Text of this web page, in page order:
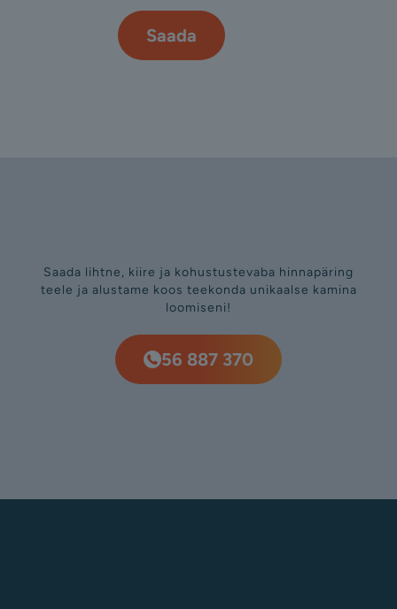
Saada lihtne, kiire ja kohustustevaba hinnapäring
teele ja alustame koos teekonda unikaalse kamina
loomiseni!
56 887 370